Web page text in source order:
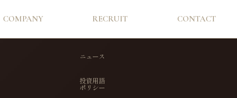
COMPANY RECRUIT CONTACT
ニュース
投資用語
ポリシー